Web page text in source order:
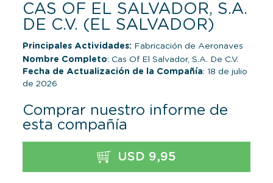
CAS OF EL SALVADOR, S.A.
DE C.V. (EL SALVADOR)
Principales Actividades: Fabricación de Aeronaves
Nombre Completo: Cas Of El Salvador, S.A. De C.V.
Fecha de Actualización de la Compañía: 18 de julio
de 2026
Comprar nuestro informe de
esta compañía
USD 9,95